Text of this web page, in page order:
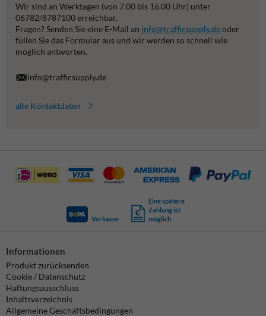
Wir sind an Werktagen (von 7.00 bis 16.00 Uhr) unter
06782/8787100 erreichbar.
Fragen? Senden Sie eine E-Mail an info@trafficsupply.deoder
füllen Sie das Formular aus und wir werden so schnell wie
möglich antworten.
info@trafficsupply.de
alle Kontaktdaten
Vorkasse
Eine spätere
Zahlung ist
möglich
Informationen
Produkt zurücksenden
Cookie / Datenschutz
Haftungsausschluss
Inhaltsverzeichnis
Allgemeine Geschäftsbedingungen